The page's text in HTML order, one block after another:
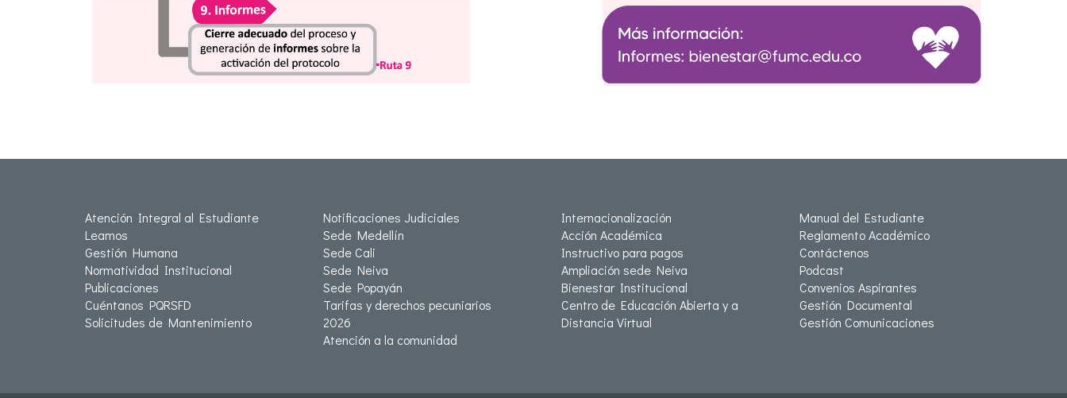
Atención Integral al Estudiante
Leamos
Gestión Humana
Normatividad Institucional
Publicaciones
Cuéntanos PQRSFD
Solicitudes de Mantenimiento
Notificaciones Judiciales
Sede Medellín
Sede Cali
Sede Neiva
Sede Popayán
Tarifas y derechos pecuniarios
2026
Atención a la comunidad
Internacionalización
Acción Académica
Instructivo para pagos
Ampliación sede Neiva
Bienestar Institucional
Centro de Educación Abierta y a
Distancia Virtual
Manual del Estudiante
Reglamento Académico
Contáctenos
Podcast
Convenios Aspirantes
Gestión Documental
Gestión Comunicaciones